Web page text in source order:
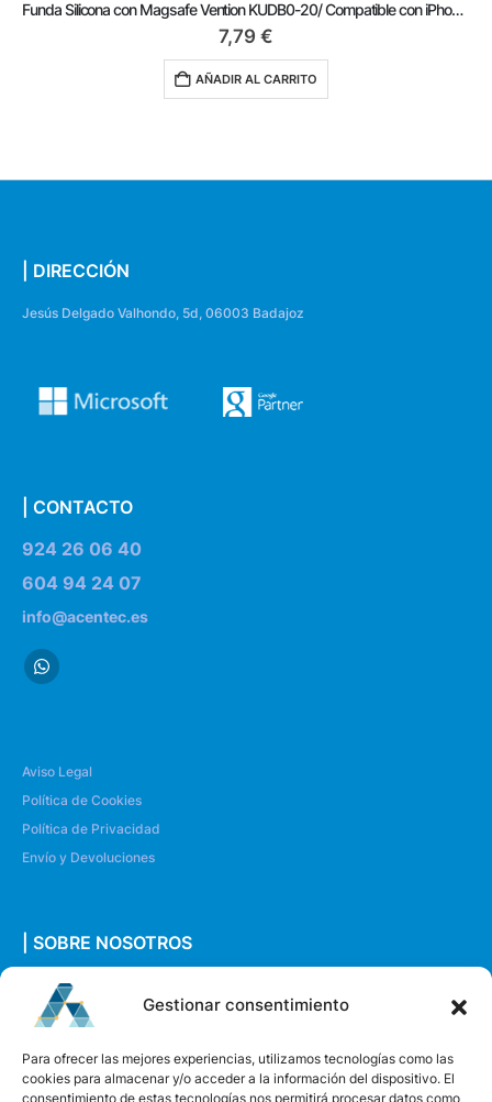
Gestionar consentimiento
Para ofrecer las mejores experiencias, utilizamos tecnologías como las
cookies para almacenar y/o acceder a la información del dispositivo. El
consentimiento de estas tecnologías nos permitirá procesar datos como
Funda Silicona con Magsafe Vention KUDB0-20/ Compatible con iPhone 13 Mini/ Negra
7,79 €
AÑADIR AL CARRITO
| DIRECCIÓN
Jesús Delgado Valhondo, 5d, 06003 Badajoz
| CONTACTO
924 26 06 40
604 94 24 07
info@acentec.es
Aviso Legal
Política de Cookies
Política de Privacidad
Envío y Devoluciones
| SOBRE NOSOTROS
Quiénes somos
Envíanos un mensaje